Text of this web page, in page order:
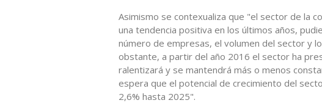
Asimismo se contexualiza que "el sector de la
una tendencia positiva en los últimos años,
número de empresas, el volumen del sector y
obstante, a partir del año 2016 el sector ha
ralentizará y se mantendrá más o menos
espera que el potencial de crecimiento del
2,6% hasta 2025".